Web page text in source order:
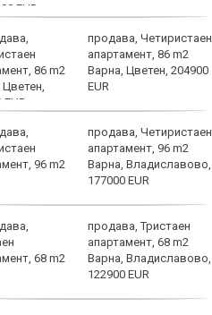
продава, Четиристаен
апартамент, 86 m2
Варна, Цветен, 204900
EUR
продава, Четиристаен
апартамент, 96 m2
Варна, Владиславово,
177000 EUR
продава, Тристаен
апартамент, 68 m2
Варна, Владиславово,
122900 EUR